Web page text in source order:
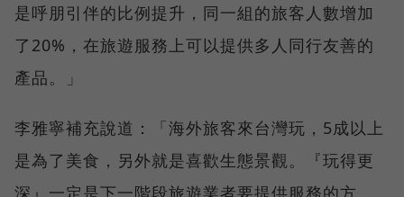
是呼朋引伴的比例提升，同一組的旅客人數增加
了20%，在旅遊服務上可以提供多人同行友善的
產品。」
李雅寧補充說道：「海外旅客來台灣玩，5成以上
是為了美食，另外就是喜歡生態景觀。『玩得更
深』一定是下一階段旅遊業者要提供服務的方